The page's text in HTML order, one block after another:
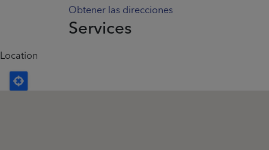
Obtener las direcciones
Services
Location